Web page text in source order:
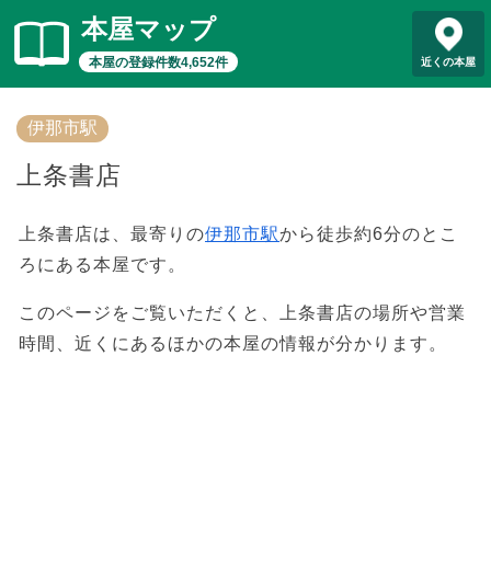
本屋マップ
本屋の登録件数4,652件 近くの本屋
伊那市駅
上条書店
上条書店は、最寄りの伊那市駅から徒歩約6分のとこ
ろにある本屋です。
このページをご覧いただくと、上条書店の場所や営業
時間、近くにあるほかの本屋の情報が分かります。